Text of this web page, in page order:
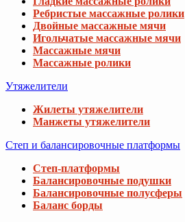
Ребристые массажные ролики
Двойные массажные мячи
Игольчатые массажные мячи
Массажные мячи
Массажные ролики
Утяжелители
Жилеты утяжелители
Манжеты утяжелители
Степ и балансировочные платформы
Степ-платформы
Балансировочные подушки
Балансировочные полусферы
Баланс борды